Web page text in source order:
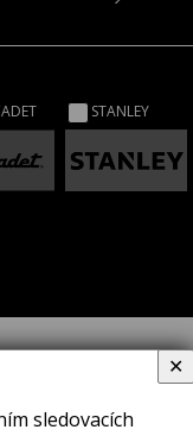
STANLEY
STHT1-
sledovacích
✕